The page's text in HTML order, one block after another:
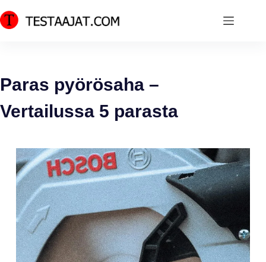
Skip
to
Paras pyörösaha –
Vertailussa 5 parasta